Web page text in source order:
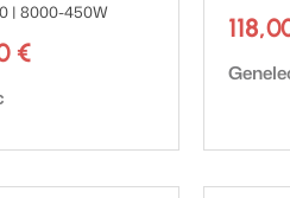
| 8000-450W
€